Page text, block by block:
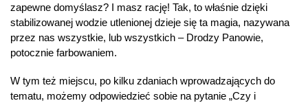
zapewne domyślasz? I masz rację! Tak, to właśnie dzięki
stabilizowanej wodzie utlenionej dzieje się ta magia, nazywana
przez nas wszystkie, lub wszystkich – Drodzy Panowie,
potocznie farbowaniem.
W tym też miejscu, po kilku zdaniach wprowadzających do
tematu, możemy odpowiedzieć sobie na pytanie „Czy i